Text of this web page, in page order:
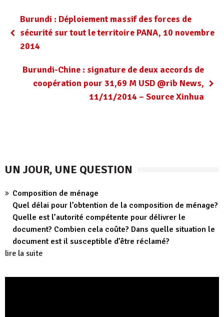
Burundi : Déploiement massif des forces de
sécurité sur tout le territoire PANA, 10 novembre
2014
Burundi-Chine : signature de deux accords de
coopération pour 31,69 M USD @rib News,
11/11/2014 – Source Xinhua
UN JOUR, UNE QUESTION
Composition de ménage
Quel délai pour l’obtention de la composition de ménage?
Quelle est l’autorité compétente pour délivrer le
document? Combien cela coûte? Dans quelle situation le
document est il susceptible d’être réclamé?
lire la suite